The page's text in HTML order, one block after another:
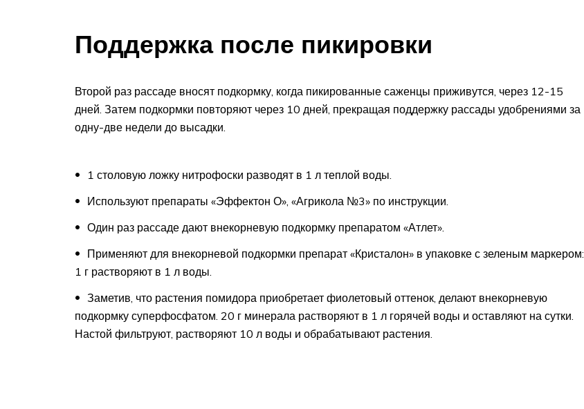
Поддержка после пикировки
Второй раз рассаде вносят подкормку, когда пикированные саженцы приживутся, через 12-15
дней. Затем подкормки повторяют через 10 дней, прекращая поддержку рассады удобрениями за
одну-две недели до высадки.
1 столовую ложку нитрофоски разводят в 1 л теплой воды.
Используют препараты «Эффектон О», «Агрикола №3» по инструкции.
Один раз рассаде дают внекорневую подкормку препаратом «Атлет».
Применяют для внекорневой подкормки препарат «Кристалон» в упаковке с зеленым маркером:
1 г растворяют в 1 л воды.
Заметив, что растения помидора приобретает фиолетовый оттенок, делают внекорневую
подкормку суперфосфатом. 20 г минерала растворяют в 1 л горячей воды и оставляют на сутки.
Настой фильтруют, растворяют 10 л воды и обрабатывают растения.